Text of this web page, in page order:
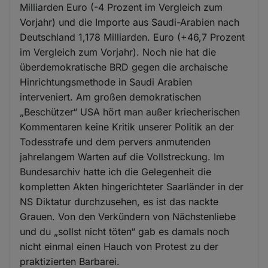
Milliarden Euro (-4 Prozent im Vergleich zum
Vorjahr) und die Importe aus Saudi-Arabien nach
Deutschland 1,178 Milliarden. Euro (+46,7 Prozent
im Vergleich zum Vorjahr). Noch nie hat die
überdemokratische BRD gegen die archaische
Hinrichtungsmethode in Saudi Arabien
interveniert. Am großen demokratischen
„Beschützer“ USA hört man außer kriecherischen
Kommentaren keine Kritik unserer Politik an der
Todesstrafe und dem pervers anmutenden
jahrelangem Warten auf die Vollstreckung. Im
Bundesarchiv hatte ich die Gelegenheit die
kompletten Akten hingerichteter Saarländer in der
NS Diktatur durchzusehen, es ist das nackte
Grauen. Von den Verkündern von Nächstenliebe
und du „sollst nicht töten“ gab es damals noch
nicht einmal einen Hauch von Protest zu der
praktizierten Barbarei.